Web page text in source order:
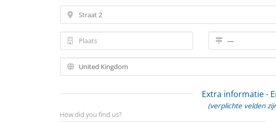
Extra informatie -
(verplichte velden
How did you find us?